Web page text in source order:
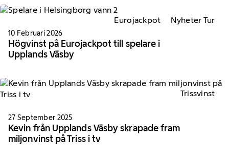
Eurojackpot Nyheter Tur
10 Februari 2026
Högvinst på Eurojackpot till spelare i
Upplands Väsby
Trissvinst
27 September 2025
Kevin från Upplands Väsby skrapade fram
miljonvinst på Triss i tv